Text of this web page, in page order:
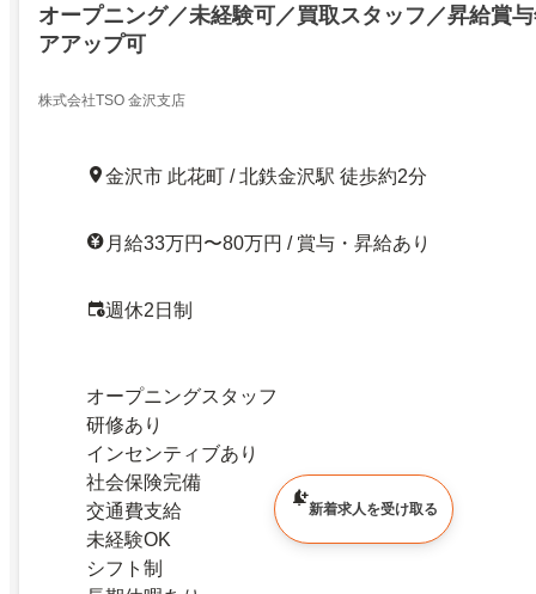
オープニング／未経験可／買取スタッフ／昇給賞
アアップ可
株式会社TSO 金沢支店
金沢市 此花町 / 北鉄金沢駅 徒歩約2分
月給33万円〜80万円 / 賞与・昇給あり
週休2日制
オープニングスタッフ
研修あり
インセンティブあり
社会保険完備
交通費支給
未経験OK
シフト制
新着求人を受け取る